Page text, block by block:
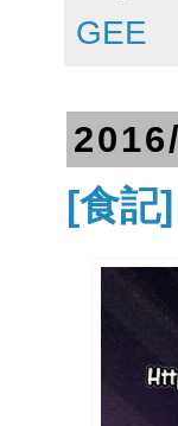
GEE
[食記